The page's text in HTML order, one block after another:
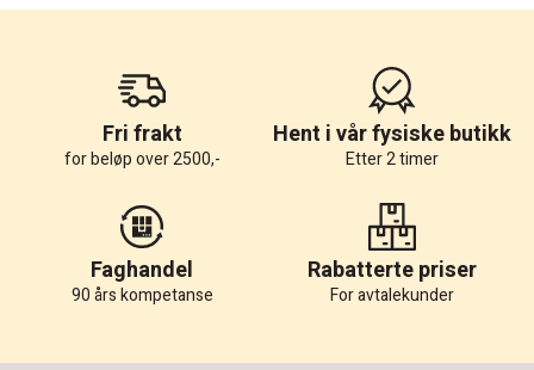
Fri frakt
for beløp over 2500,-
Hent i vår fysiske butikk
Etter 2 timer
Faghandel
90 års kompetanse
Rabatterte priser
For avtalekunder